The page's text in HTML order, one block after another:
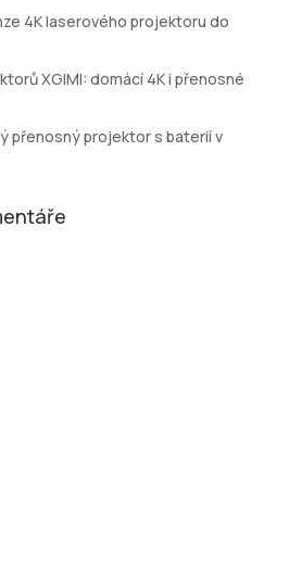
4K laserového projektoru do
XGIMI: domácí 4K i přenosné
přenosný projektor s baterií v